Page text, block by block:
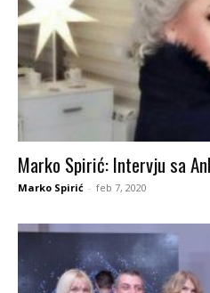
Marko Spirić: Intervju sa
Marko Spirić - feb 7, 2020